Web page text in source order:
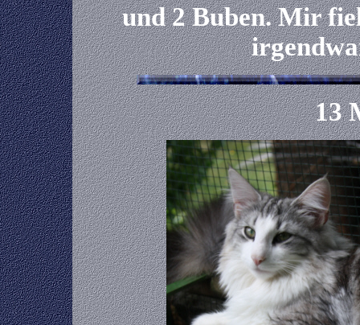
und 2 Buben. Mir
13